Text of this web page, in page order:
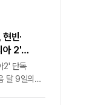
빈·
아 2'
공개
2' 단독
달 9일의